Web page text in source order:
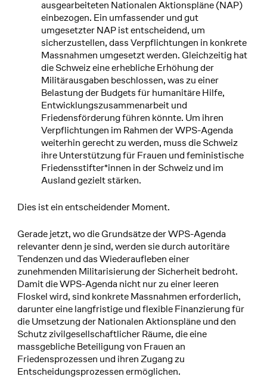
ausgearbeiteten Nationalen Aktionspläne (NAP)
einbezogen. Ein umfassender und gut
umgesetzter NAP ist entscheidend, um
sicherzustellen, dass Verpflichtungen in konkrete
Massnahmen umgesetzt werden. Gleichzeitig hat
die Schweiz eine erhebliche Erhöhung der
Militärausgaben beschlossen, was zu einer
Belastung der Budgets für humanitäre Hilfe,
Entwicklungszusammenarbeit und
Friedensförderung führen könnte. Um ihren
Verpflichtungen im Rahmen der WPS-Agenda
weiterhin gerecht zu werden, muss die Schweiz
ihre Unterstützung für Frauen und feministische
Friedensstifter*innen in der Schweiz und im
Ausland gezielt stärken.
Dies ist ein entscheidender Moment.
Gerade jetzt, wo die Grundsätze der WPS-Agenda
relevanter denn je sind, werden sie durch autoritäre
Tendenzen und das Wiederaufleben einer
zunehmenden Militarisierung der Sicherheit bedroht.
Damit die WPS-Agenda nicht nur zu einer leeren
Floskel wird, sind konkrete Massnahmen erforderlich,
darunter eine langfristige und flexible Finanzierung für
die Umsetzung der Nationalen Aktionspläne und den
Schutz zivilgesellschaftlicher Räume, die eine
massgebliche Beteiligung von Frauen an
Friedensprozessen und ihren Zugang zu
Entscheidungsprozessen ermöglichen.